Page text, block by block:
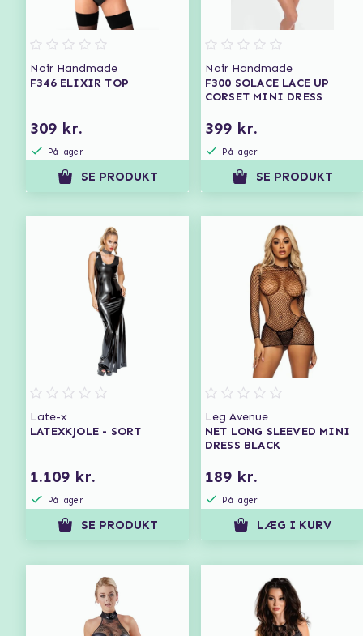
Noir Handmade
F346 ELIXIR TOP
309 kr.
På lager
SE PRODUKT
Noir Handmade
F300 SOLACE LACE UP
CORSET MINI DRESS
399 kr.
På lager
SE PRODUKT
Late-x
LATEXKJOLE - SORT
1.109 kr.
På lager
SE PRODUKT
Leg Avenue
NET LONG SLEEVED MINI
DRESS BLACK
189 kr.
På lager
LÆG I KURV